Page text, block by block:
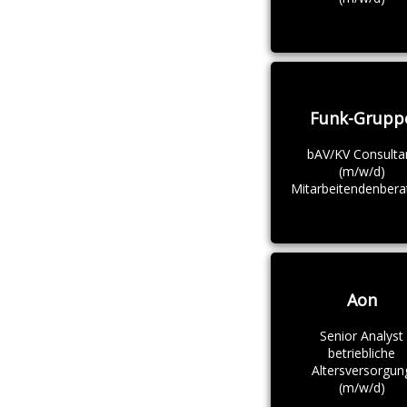
Funk-
bAV/KV
(m/w/d)
Aon
Senior Analyst
betriebliche
(m/w/d)